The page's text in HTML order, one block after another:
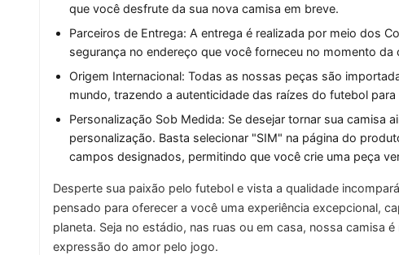
que você desfrute da sua nova camisa em breve.
Parceiros de Entrega: A entrega é realizada por meio dos
segurança no endereço que você forneceu no momento da
Origem Internacional: Todas as nossas peças são
mundo, trazendo a autenticidade das raízes do futebol
Personalização Sob Medida: Se desejar tornar sua camisa
personalização. Basta selecionar "SIM" na página do
campos designados, permitindo que você crie uma peça
Desperte sua paixão pelo futebol e vista a qualidade
pensado para oferecer a você uma experiência excepcional,
planeta. Seja no estádio, nas ruas ou em casa, nossa camisa
expressão do amor pelo jogo.